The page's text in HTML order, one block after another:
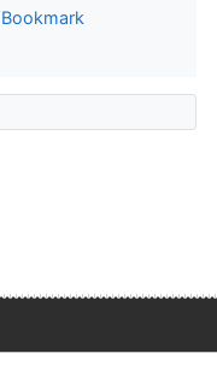
Bookmark